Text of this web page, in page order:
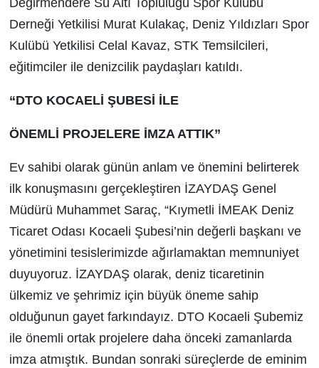
Değirmendere Su Altı Topluluğu Spor Kulübü
Derneği Yetkilisi Murat Kulakaç, Deniz Yıldızları Spor
Kulübü Yetkilisi Celal Kavaz, STK Temsilcileri,
eğitimciler ile denizcilik paydaşları katıldı.
“DTO KOCAELİ ŞUBESİ İLE
ÖNEMLİ PROJELERE İMZA ATTIK”
Ev sahibi olarak günün anlam ve önemini belirterek
ilk konuşmasını gerçekleştiren İZAYDAŞ Genel
Müdürü Muhammet Saraç, “Kıymetli İMEAK Deniz
Ticaret Odası Kocaeli Şubesi’nin değerli başkanı ve
yönetimini tesislerimizde ağırlamaktan memnuniyet
duyuyoruz. İZAYDAŞ olarak, deniz ticaretinin
ülkemiz ve şehrimiz için büyük öneme sahip
olduğunun gayet farkındayız. DTO Kocaeli Şubemiz
ile önemli ortak projelere daha önceki zamanlarda
imza atmıştık. Bundan sonraki süreçlerde de eminim